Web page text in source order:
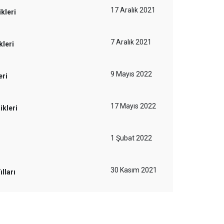
17 Aralık 2021
7 Aralık 2021
9 Mayıs 2022
17 Mayıs 2022
1 Şubat 2022
30 Kasım 2021